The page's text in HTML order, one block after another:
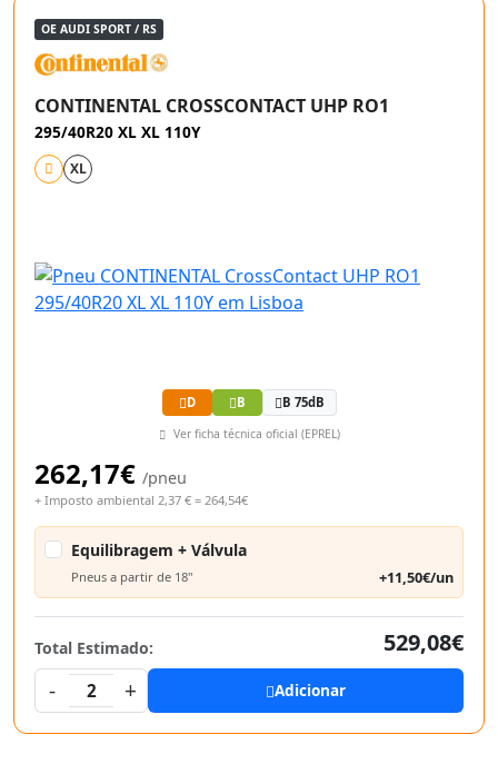
OE AUDI SPORT / RS
CONTINENTAL CROSSCONTACT UHP RO1
295/40R20 XL XL 110Y
XL
D B B 75dB
Ver ficha técnica oficial (EPREL)
262,17€ /pneu
+ Imposto ambiental 2,37 € = 264,54€
Equilibragem + Válvula
Pneus a partir de 18" +11,50€/un
Total Estimado:
529,08€
-
2 + Adicionar